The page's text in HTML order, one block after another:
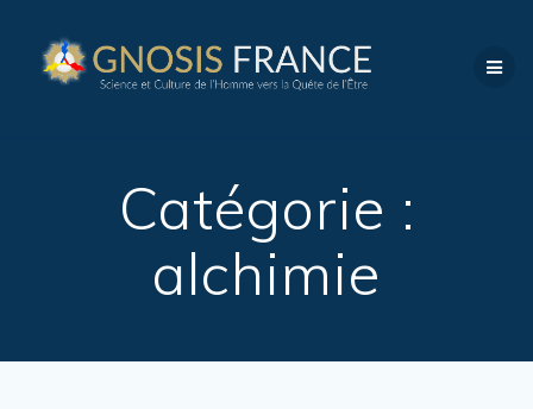
Catégorie :
alchimie